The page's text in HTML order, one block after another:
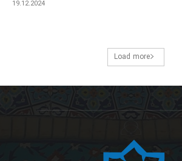
19.12.2024
Load more